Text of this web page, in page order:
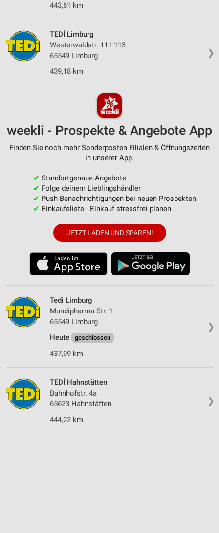
443,61 km
❯
TEDİ Limburg
Westerwaldstr. 111-113
65549 Limburg
439,18 km
weekli - Prospekte & Angebote App
Finden Sie noch mehr Sonderposten Filialen & Öffnungszeiten
in unserer App.
✔ Standortgenaue Angebote
✔ Folge deinem Lieblingshändler
✔ Push-Benachrichtigungen bei neuen Prospekten
✔ Einkaufsliste - Einkauf stressfrei planen
JETZT LADEN UND SPAREN!
❯
Tedi Limburg
Mundipharma Str. 1
65549 Limburg
Heute
geschlossen
437,99 km
❯
TEDİ Hahnstätten
Bahnhofstr. 4a
65623 Hahnstätten
444,22 km